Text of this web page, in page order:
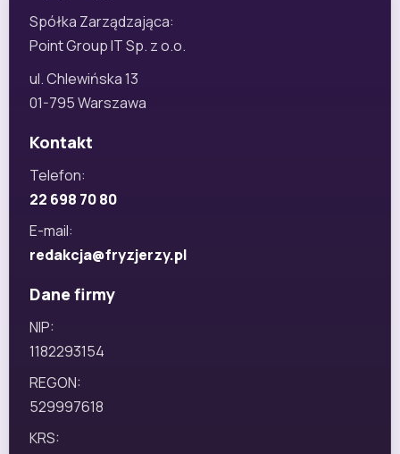
Spółka Zarządzająca:
Point Group IT Sp. z o.o.
ul. Chlewińska 13
01-795 Warszawa
Kontakt
Telefon:
22 698 70 80
E-mail:
redakcja@fryzjerzy.pl
Dane firmy
NIP:
1182293154
REGON:
529997618
KRS: